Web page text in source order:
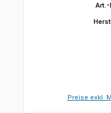
Art.-
Preise exkl.